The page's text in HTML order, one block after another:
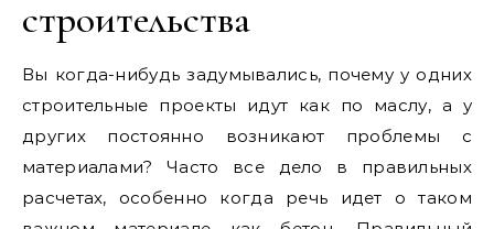
строительства
Вы когда-нибудь задумывались, почему у одних
строительные проекты идут как по маслу, а у
других постоянно возникают проблемы с
материалами? Часто все дело в правильных
расчетах, особенно когда речь идет о таком